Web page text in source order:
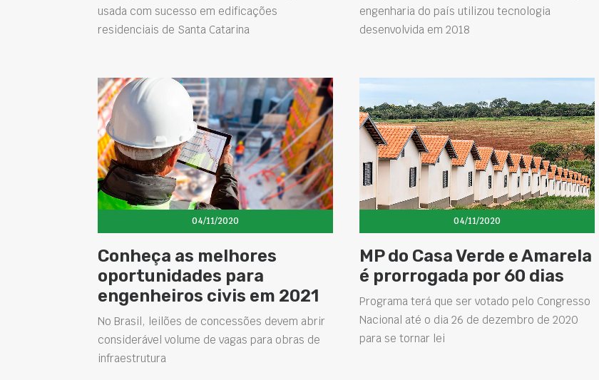
usada com sucesso em edificações
residenciais de Santa Catarina
engenharia do país utilizou tecnologia
desenvolvida em 2018
04/11/2020
Conheça as melhores
oportunidades para
engenheiros civis em 2021
No Brasil, leilões de concessões devem abrir
considerável volume de vagas para obras de
infraestrutura
04/11/2020
MP do Casa Verde e Amarela
é prorrogada por 60 dias
Programa terá que ser votado pelo Congresso
Nacional até o dia 26 de dezembro de 2020
para se tornar lei